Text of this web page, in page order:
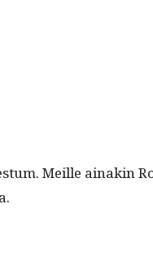
Meille ainakin